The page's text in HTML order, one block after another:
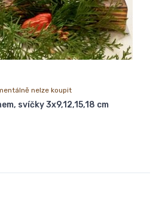
nelze koupit
svíčky 3x9,12,15,18 cm